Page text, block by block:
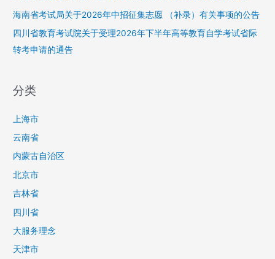
海南省考试局关于2026年中招征集志愿 （补录）有关事项的公告
四川省教育考试院关于受理2026年下半年高等教育自学考试省际
转考申请的通告
分类
上海市
云南省
内蒙古自治区
北京市
吉林省
四川省
大服务理念
天津市